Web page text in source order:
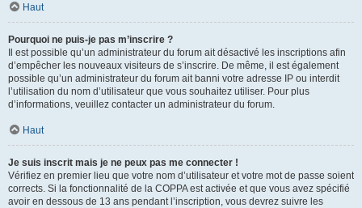
Haut
Pourquoi ne puis-je pas m’inscrire ?
Il est possible qu’un administrateur du forum ait désactivé les inscriptions afin
d’empêcher les nouveaux visiteurs de s’inscrire. De même, il est également
possible qu’un administrateur du forum ait banni votre adresse IP ou interdit
l’utilisation du nom d’utilisateur que vous souhaitez utiliser. Pour plus
d’informations, veuillez contacter un administrateur du forum.
Haut
Je suis inscrit mais je ne peux pas me connecter !
Vérifiez en premier lieu que votre nom d’utilisateur et votre mot de passe soient
corrects. Si la fonctionnalité de la COPPA est activée et que vous avez spécifié
avoir en dessous de 13 ans pendant l’inscription, vous devrez suivre les